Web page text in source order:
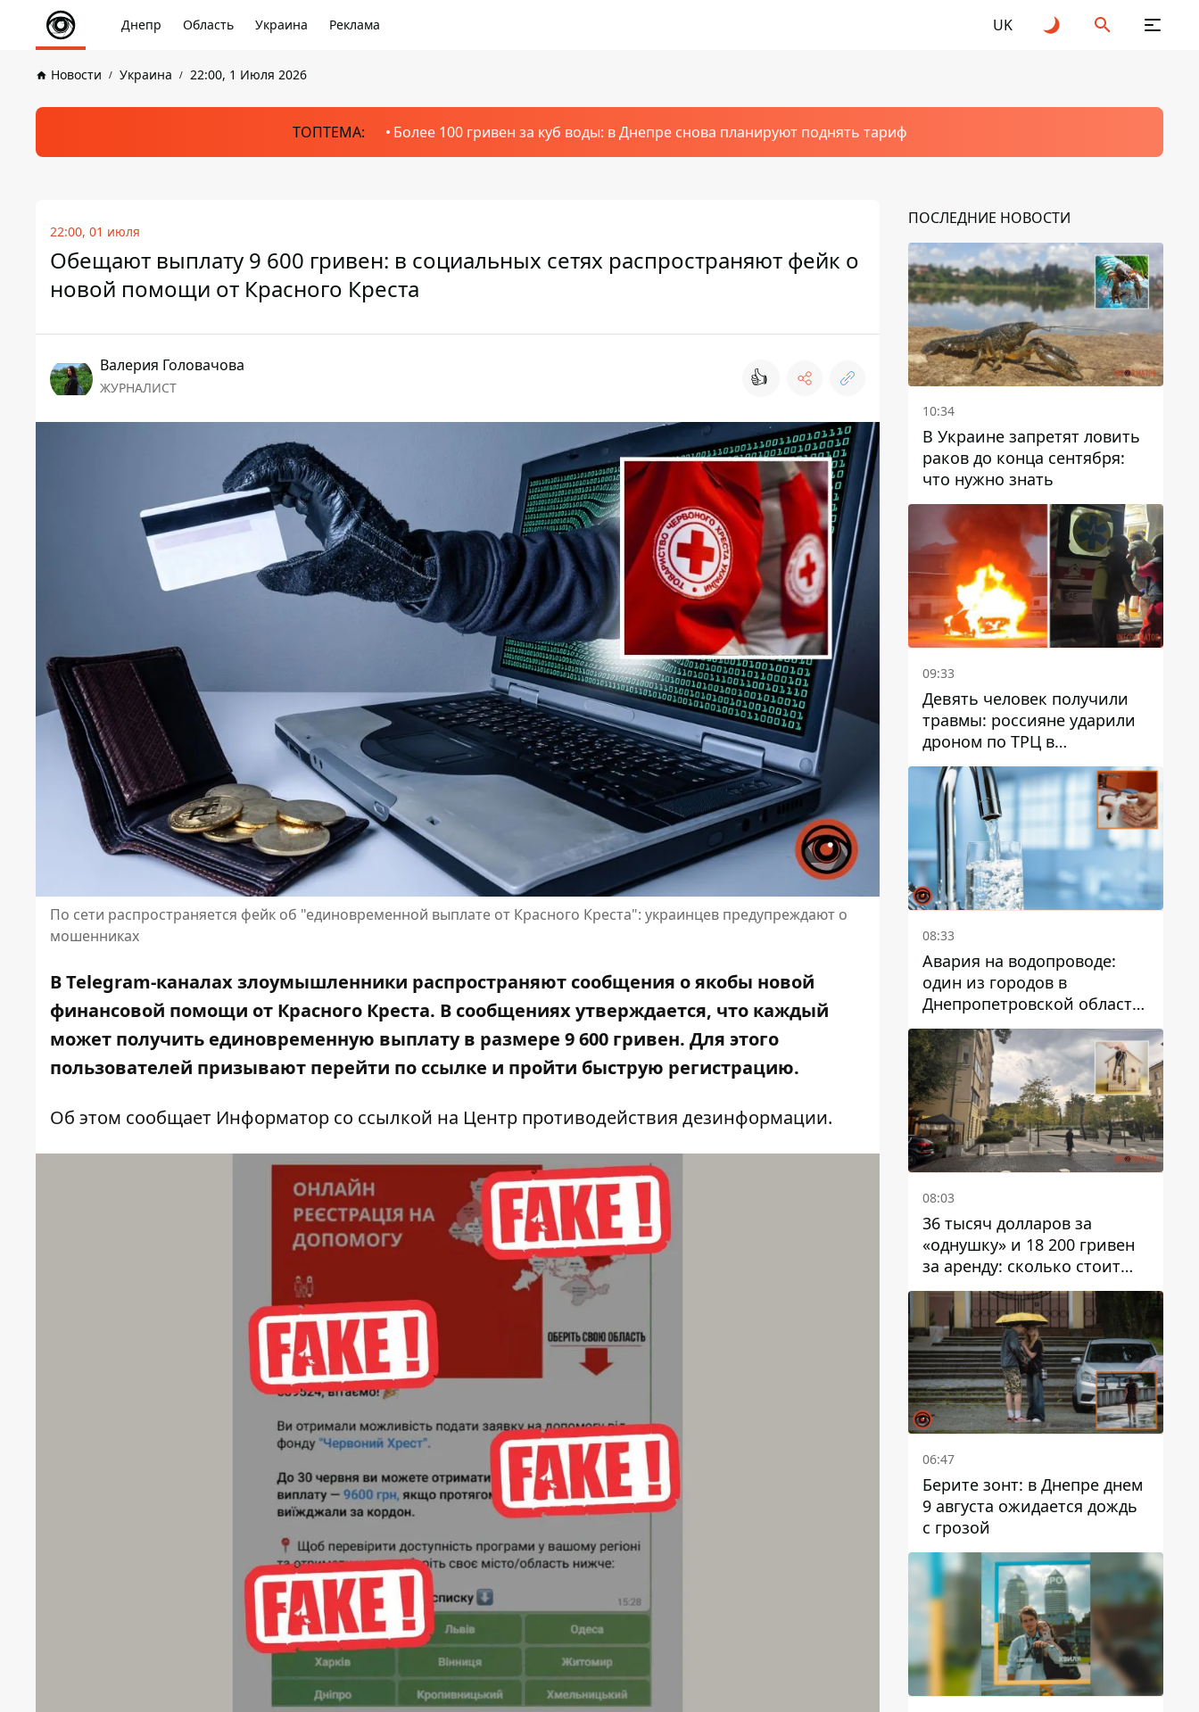
Днепр Область Украина Реклама UK
Новости Украина 22:00, 1 Июля 2026
ТОПТЕМА: Более 100 гривен за куб воды: в Днепре снова планируют поднять тариф
22:00, 01 июля
Обещают выплату 9 600 гривен: в социальных сетях распространяют фейк о
новой помощи от Красного Креста
Валерия Головачова
ЖУРНАЛИСТ 👍
По сети распространяется фейк об "единовременной выплате от Красного Креста": украинцев предупреждают о
мошенниках
В Telegram-каналах злоумышленники распространяют сообщения о якобы новой
финансовой помощи от Красного Креста. В сообщениях утверждается, что каждый
может получить единовременную выплату в размере 9 600 гривен. Для этого
пользователей призывают перейти по ссылке и пройти быструю регистрацию.
Об этом сообщает Информатор со ссылкой на Центр противодействия дезинформации.
ПОСЛЕДНИЕ НОВОСТИ
10:34
В Украине запретят ловить
раков до конца сентября:
что нужно знать
09:33
Девять человек получили
травмы: россияне ударили
дроном по ТРЦ в
Павлограде, будет ли
работать заведение в
дальнейшем
08:33
Авария на водопроводе:
один из городов в
Днепропетровской области
остался без воды
08:03
36 тысяч долларов за
«однушку» и 18 200 гривен
за аренду: сколько стоит
жилье в Днепропетровской
области
06:47
Берите зонт: в Днепре днем ​​
9 августа ожидается дождь
с грозой